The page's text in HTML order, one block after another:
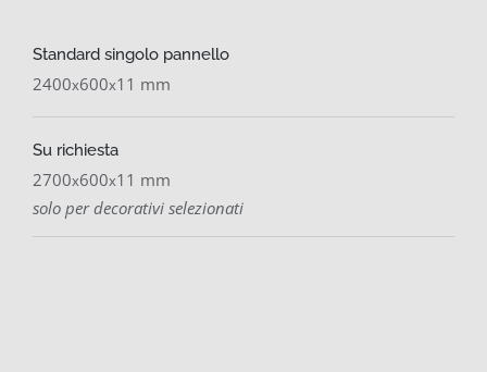
Standard singolo pannello
2400x600x11 mm
Su richiesta
2700x600x11 mm
solo per decorativi selezionati